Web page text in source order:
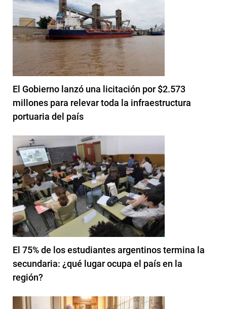
El Gobierno lanzó una licitación por $2.573
millones para relevar toda la infraestructura
portuaria del país
El 75% de los estudiantes argentinos termina la
secundaria: ¿qué lugar ocupa el país en la
región?